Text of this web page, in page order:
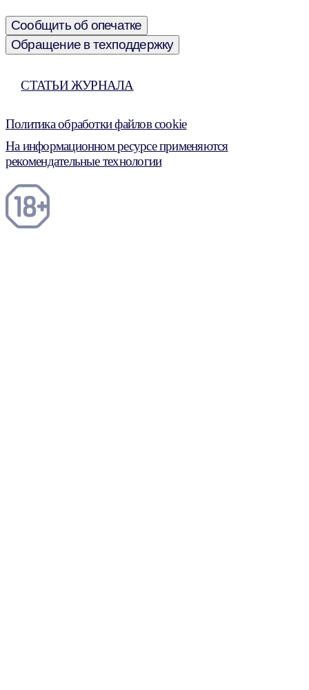
Сообщить об опечатке
Обращение в техподдержку
СТАТЬИ ЖУРНАЛА
Политика обработки файлов cookie
На информационном ресурсе применяются
рекомендательные технологии